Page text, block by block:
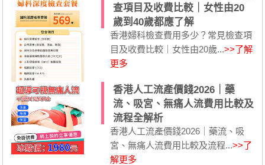
查項目及收費比較｜女性由20
歲到40歲都應了解
香港婦科檢查費用多少？常見檢查項
目及收費比較｜女性由20歲...>>了解
更多
香港人工流產價錢2026｜藥
流、吸宮、無痛人流費用比較及
流程全解析
香港人工流產價錢2026｜藥流、吸
宮、無痛人流費用比較及流程...>>了
解更多